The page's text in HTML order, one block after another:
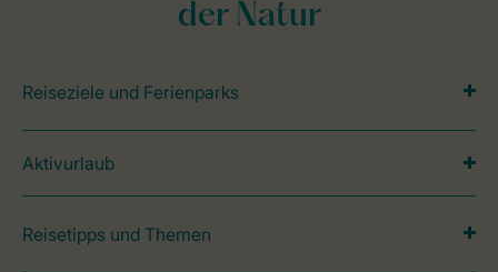
der Natur
Reiseziele und Ferienparks
Aktivurlaub
Reisetipps und Themen